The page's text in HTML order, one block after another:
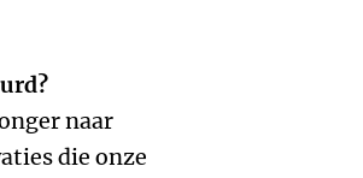
naar
die onze